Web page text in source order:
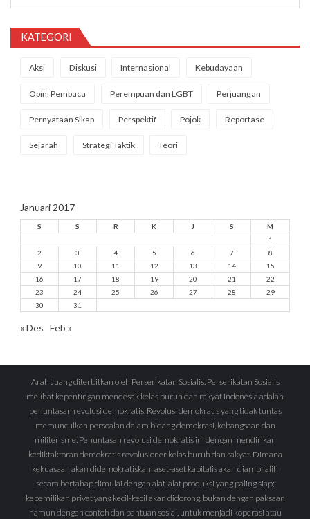
KATEGORI
Aksi Diskusi Internasional Kebudayaan
Opini Pembaca Perempuan dan LGBT Perjuangan
Pernyataan Sikap Perspektif Pojok Reportase
Sejarah Strategi Taktik Teori
Januari 2017
S S R K J S
M
1
2
3 4 5 6 7
8
9
10 11 12 13 14
15
16
17 18 19 20 21
22
23
24 25 26 27 28
29
30
31
« Des Feb »
Arah Juang diterbitkan oleh Perserikatan Sosialis. Perserikatan Sosialis
melihat kepentingan mendesak kelas buruh dan rakyat Indonesia adalah
penuntasan revolusi demokratis. Revolusi demokratis yang tidak tuntas
memunculkan persoalan dalam bidang demokrasi, kebangsaan dan
militerisme. Penuntasan revolusi demokratis ini dengan mendirikan
kediktaktoran demokratis revolusioner kelas buruh dan rakyat. Dimana
kekuasaan akan didemokratiskan; aset-aset kapitalis akan diambilalih
secara bertahap dimulai dengan alat-alat produksi yang paling siap;
kepemilikan privat yang kecil-kecil akan didorong, bukan dengan paksaan
namun dengan contoh dan bantuan sosial, untuk menjadi koperasi atau